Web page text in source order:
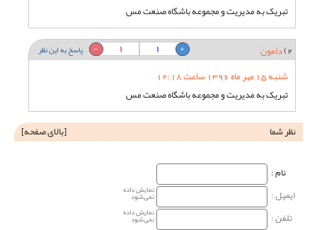
تبریک به مدیریت و مجموعه باشگاه صنعت مس
2) دامون پاسخ به این نظر 1
1
شنبه 15 مهر ماه 1396 ساعت 12:18
تبریک به مدیریت و مجموعه باشگاه صنعت مس
نظر شما
[بالای صفحه]
نام‌ :
ایمیل :
نمایش داده
نمی‌شود
تلفن : نمایش داده
نمی‌شود